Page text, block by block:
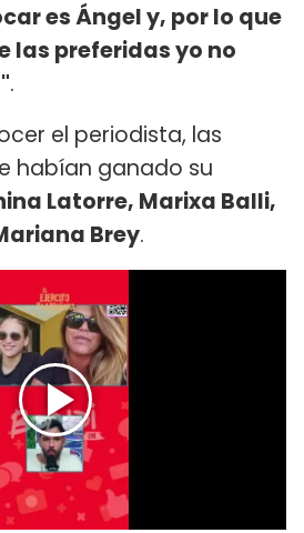
es Ángel y, por lo que
las preferidas yo no
.
el periodista, las
habían ganado su
Latorre, Marixa Balli,
Brey.